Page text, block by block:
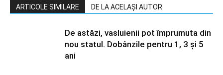
ARTICOLE SIMILARE DE LA ACELAȘI AUTOR
De astăzi, vasluienii pot împrumuta din
nou statul. Dobânzile pentru 1, 3 și 5
ani